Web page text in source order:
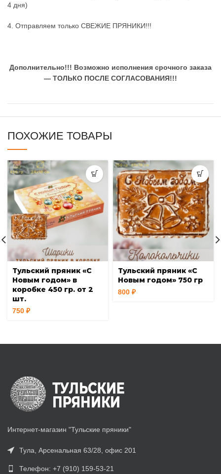
4 дня)
4. Отправляем только СВЕЖИЕ ПРЯНИКИ!!!
Дополнительно!!! Возможно исполнения срочного заказа
— ТОЛЬКО ПОСЛЕ СОГЛАСОВАНИЯ!!!
ПОХОЖИЕ ТОВАРЫ
Тульский пряник «С
Новым годом» в
коробке 450 гр. от 2
шт.
750 ₽
Тульский пряник «С
Новым годом» 750 гр
800 ₽
Интернет-магазин "Тульские пряники"
Тула, Арсенальная 63/28, офис 201
Телефон: +7 (910) 159-53-21